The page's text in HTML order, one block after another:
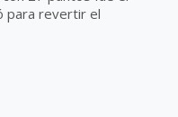
para revertir el